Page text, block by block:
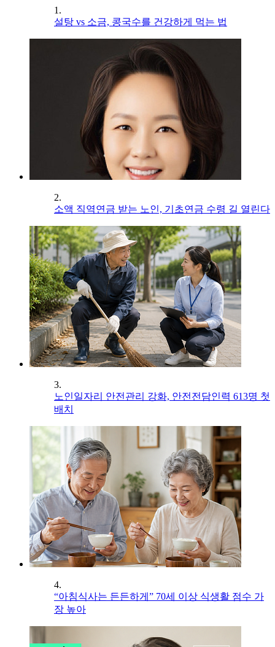
1.
설탕 vs 소금, 콩국수를 건강하게 먹는 법
2.
소액 직역연금 받는 노인, 기초연금 수령 길 열린다
3.
노인일자리 안전관리 강화, 안전전담인력 613명 첫
배치
4.
“아침식사는 든든하게” 70세 이상 식생활 점수 가
장 높아